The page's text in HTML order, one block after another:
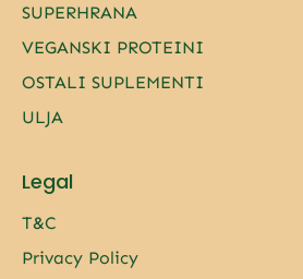
SUPERHRANA
VEGANSKI PROTEINI
OSTALI SUPLEMENTI
ULJA
Legal
T&C
Privacy Policy